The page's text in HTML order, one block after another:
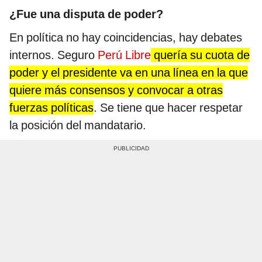
¿Fue una disputa de poder?
En política no hay coincidencias, hay debates
internos. Seguro Perú Libre quería su cuota de
poder y el presidente va en una línea en la que
quiere más consensos y convocar a otras
fuerzas políticas. Se tiene que hacer respetar
la posición del mandatario.